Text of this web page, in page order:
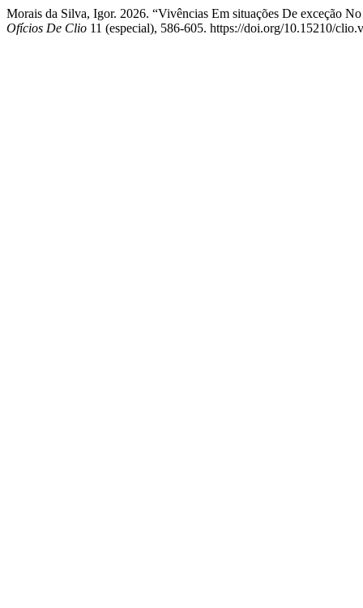
Morais da Silva, Igor. 2026. “Vivências Em situações De exceção
Ofícios De Clio 11 (especial), 586-605. https://doi.org/10.15210/